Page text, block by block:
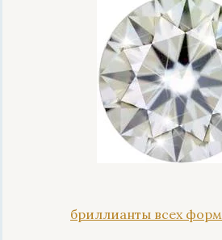
бриллианты всех